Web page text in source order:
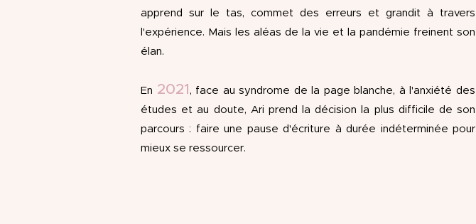
apprend sur le tas, commet des erreurs et grandit à travers
l'expérience. Mais les aléas de la vie et la pandémie freinent son
élan.
En 2021 , face au syndrome de la page blanche, à l'anxiété des
études et au doute, Ari prend la décision la plus difficile de son
parcours : faire une pause d'écriture à durée indéterminée pour
mieux se ressourcer.